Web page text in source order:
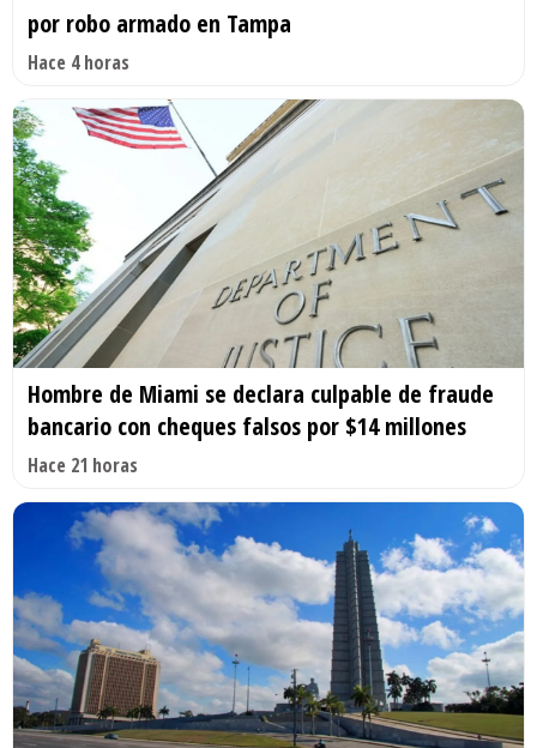
por robo armado en Tampa
Hace 4 horas
Hombre de Miami se declara culpable de fraude
bancario con cheques falsos por $14 millones
Hace 21 horas